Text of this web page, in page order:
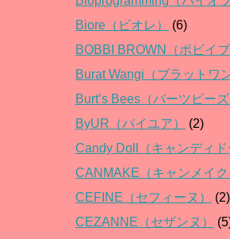
Biore（ビオレ）
(6)
BOBBI BROWN（ボビイブ
Burat Wangi（ブラットワ
Burt’s Bees（バーツビーズ
ByUR（バイユア）
(2)
Candy Doll（キャンディド
CANMAKE（キャンメイク
CEFINE（セフィーヌ）
(2)
CEZANNE（セザンヌ）